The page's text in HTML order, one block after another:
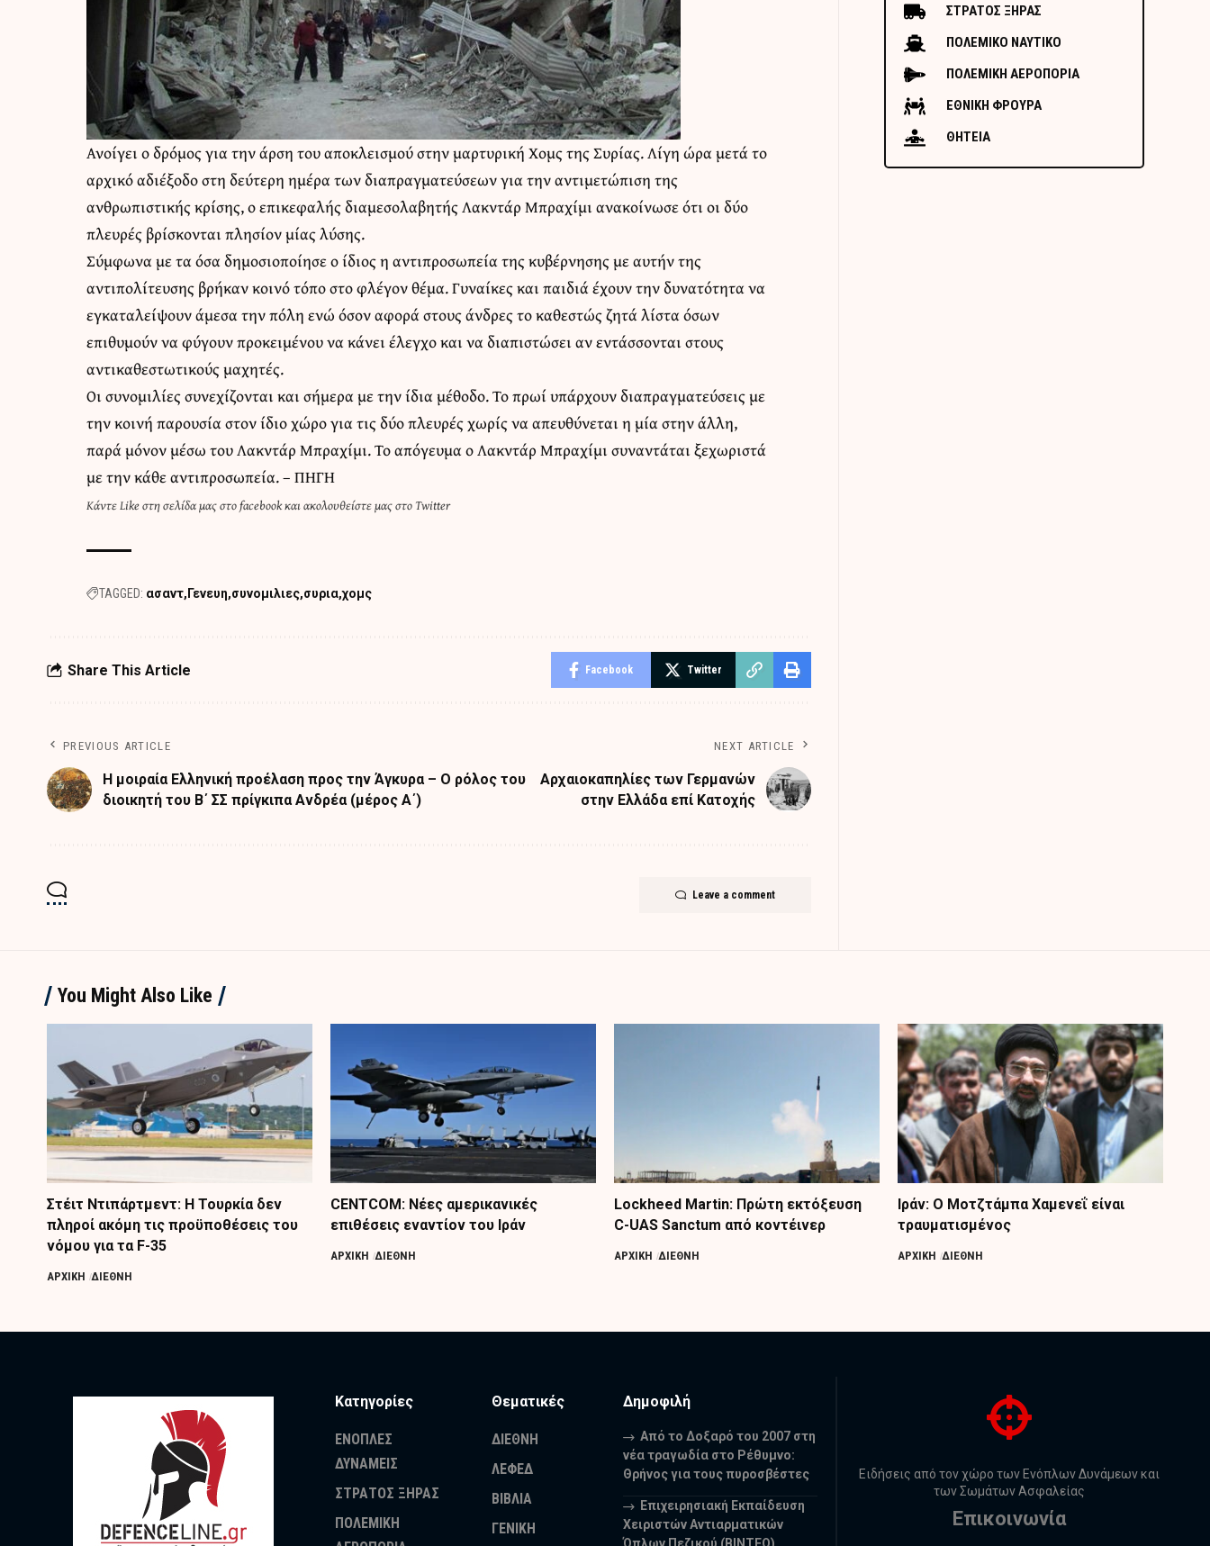
Ανοίγει ο δρόμος για την άρση του αποκλεισμού στην μαρτυρική Χομς της Συρίας. Λίγη ώρα μετά το
αρχικό αδιέξοδο στη δεύτερη ημέρα των διαπραγματεύσεων για την αντιμετώπιση της
ανθρωπιστικής κρίσης, ο επικεφαλής διαμεσολαβητής Λακντάρ Μπραχίμι ανακοίνωσε ότι οι δύο
πλευρές βρίσκονται πλησίον μίας λύσης.
Σύμφωνα με τα όσα δημοσιοποίησε ο ίδιος η αντιπροσωπεία της κυβέρνησης με αυτήν της
αντιπολίτευσης βρήκαν κοινό τόπο στο φλέγον θέμα. Γυναίκες και παιδιά έχουν την δυνατότητα να
εγκαταλείψουν άμεσα την πόλη ενώ όσον αφορά στους άνδρες το καθεστώς ζητά λίστα όσων
επιθυμούν να φύγουν προκειμένου να κάνει έλεγχο και να διαπιστώσει αν εντάσσονται στους
αντικαθεστωτικούς μαχητές.
Οι συνομιλίες συνεχίζονται και σήμερα με την ίδια μέθοδο. Το πρωί υπάρχουν διαπραγματεύσεις με
την κοινή παρουσία στον ίδιο χώρο για τις δύο πλευρές χωρίς να απευθύνεται η μία στην άλλη,
παρά μόνον μέσω του Λακντάρ Μπραχίμι. Το απόγευμα ο Λακντάρ Μπραχίμι συναντάται ξεχωριστά
με την κάθε αντιπροσωπεία. –ΠΗΓΗ
ΚάντεLike στη σελίδα μας στο facebookκαιακολουθείστε μας στο Twitter
TAGGED: ασαντ Γενευη συνομιλιες συρια χομς
Share This Article Facebook Twitter
PREVIOUS ARTICLE
Η μοιραία Ελληνική προέλαση προς την Άγκυρα – Ο ρόλος του
διοικητή του Β΄ ΣΣ πρίγκιπα Ανδρέα (μέρος Α΄)
NEXT ARTICLE
Αρχαιοκαπηλίες των Γερμανών
στην Ελλάδα επί Κατοχής
Leave a comment
ΣΤΡΑΤΟΣ ΞΗΡΑΣ
ΠΟΛΕΜΙΚΟ ΝΑΥΤΙΚΟ
ΠΟΛΕΜΙΚΗ ΑΕΡΟΠΟΡΙΑ
ΕΘΝΙΚΗ ΦΡΟΥΡΑ
ΘΗΤΕΙΑ
You Might Also Like
Στέιτ Ντιπάρτμεντ: Η Τουρκία δεν
πληροί ακόμη τις προϋποθέσεις του
νόμου για τα F-35
ΑΡΧΙΚΗ ΔΙΕΘΝΗ
CENTCOM: Νέες αμερικανικές
επιθέσεις εναντίον του Ιράν
ΑΡΧΙΚΗ ΔΙΕΘΝΗ
Lockheed Martin: Πρώτη εκτόξευση
C-UAS Sanctum από κοντέινερ
ΑΡΧΙΚΗ ΔΙΕΘΝΗ
Ιράν: Ο Μοτζτάμπα Χαμενεΐ είναι
τραυματισμένος
ΑΡΧΙΚΗ ΔΙΕΘΝΗ
Κατηγορίες
ΕΝΟΠΛΕΣ
ΔΥΝΑΜΕΙΣ
ΣΤΡΑΤΟΣ ΞΗΡΑΣ
ΠΟΛΕΜΙΚΗ
Θεματικές
ΔΙΕΘΝΗ
ΛΕΦΕΔ
ΒΙΒΛΙΑ
ΓΕΝΙΚΗ
Δημοφιλή
Από το Δοξαρό του 2007 στη
νέα τραγωδία στο Ρέθυμνο:
Θρήνος για τους πυροσβέστες
Επιχειρησιακή Εκπαίδευση
Χειριστών Αντιαρματικών
Ειδήσεις από τον χώρο των Ενόπλων Δυνάμεων και
των Σωμάτων Ασφαλείας
Επικοινωνία